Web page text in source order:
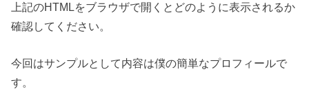
上記のHTMLをブラウザで開くとどのように表示されるか
確認してください。
今回はサンプルとして内容は僕の簡単なプロフィールで
す。